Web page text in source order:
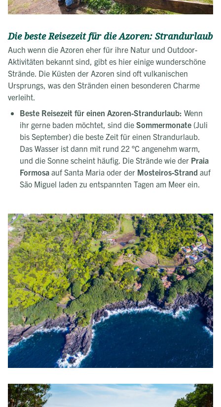
Die beste Reisezeit für die Azoren: Strandurlaub
Auch wenn die Azoren eher für ihre Natur und Outdoor-
Aktivitäten bekannt sind, gibt es hier einige wunderschöne
Strände. Die Küsten der Azoren sind oft vulkanischen
Ursprungs, was den Stränden einen besonderen Charme
verleiht.
Beste Reisezeit für einen Azoren-Strandurlaub: Wenn
ihr gerne baden möchtet, sind die Sommermonate (Juli
bis September) die beste Zeit für einen Strandurlaub.
Das Wasser ist dann mit rund 22 °C angenehm warm,
und die Sonne scheint häufig. Die Strände wie der Praia
Formosa auf Santa Maria oder der Mosteiros-Strand auf
São Miguel laden zu entspannten Tagen am Meer ein.